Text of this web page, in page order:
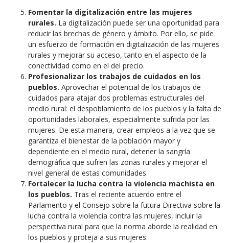
Fomentar la digitalización entre las mujeres
rurales. La digitalización puede ser una oportunidad para
reducir las brechas de género y ámbito. Por ello, se pide
un esfuerzo de formación en digitalización de las mujeres
rurales y mejorar su acceso, tanto en el aspecto de la
conectividad como en el del precio.
Profesionalizar los trabajos de cuidados en los
pueblos. Aprovechar el potencial de los trabajos de
cuidados para atajar dos problemas estructurales del
medio rural: el despoblamiento de los pueblos y la falta de
oportunidades laborales, especialmente sufrida por las
mujeres. De esta manera, crear empleos a la vez que se
garantiza el bienestar de la población mayor y
dependiente en el medio rural, detener la sangría
demográfica que sufren las zonas rurales y mejorar el
nivel general de estas comunidades.
Fortalecer la lucha contra la violencia machista en
los pueblos. Tras el reciente acuerdo entre el
Parlamento y el Consejo sobre la futura Directiva sobre la
lucha contra la violencia contra las mujeres, incluir la
perspectiva rural para que la norma aborde la realidad en
los pueblos y proteja a sus mujeres: